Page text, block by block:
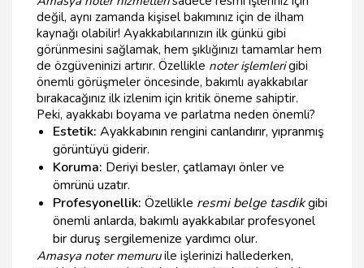
değil, aynı zamanda kişisel bakımınız için de ilham
kaynağı olabilir! Ayakkabılarınızın ilk günkü gibi
görünmesini sağlamak, hem şıklığınızı tamamlar hem
de özgüveninizi artırır. Özellikle noter işlemlerigibi
önemli görüşmeler öncesinde, bakımlı ayakkabılar
bırakacağınız ilk izlenim için kritik öneme sahiptir.
Peki, ayakkabı boyama ve parlatma neden önemli?
Estetik: Ayakkabının rengini canlandırır, yıpranmış
görüntüyü giderir.
Koruma: Deriyi besler, çatlamayı önler ve
ömrünü uzatır.
Profesyonellik: Özellikle resmi belge tasdikgibi
önemli anlarda, bakımlı ayakkabılar profesyonel
bir duruş sergilemenize yardımcı olur.
Amasya noter memuruile işlerinizi hallederken,